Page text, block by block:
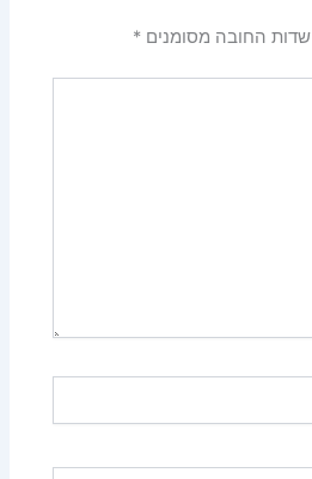
שדות החובה מסומנים*